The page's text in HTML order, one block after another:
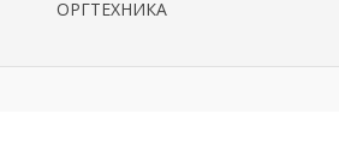
ОРГТЕХНИКА